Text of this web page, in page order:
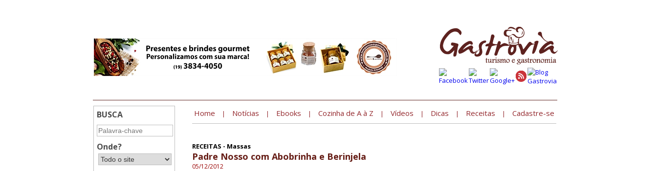
BUSCA
Onde?
Home | Notícias | Ebooks | Cozinha de A à Z | Vídeos | Dicas | Receitas | Cadastre-se
RECEITAS - Massas
Padre Nosso com Abobrinha e Berinjela
05/12/2012